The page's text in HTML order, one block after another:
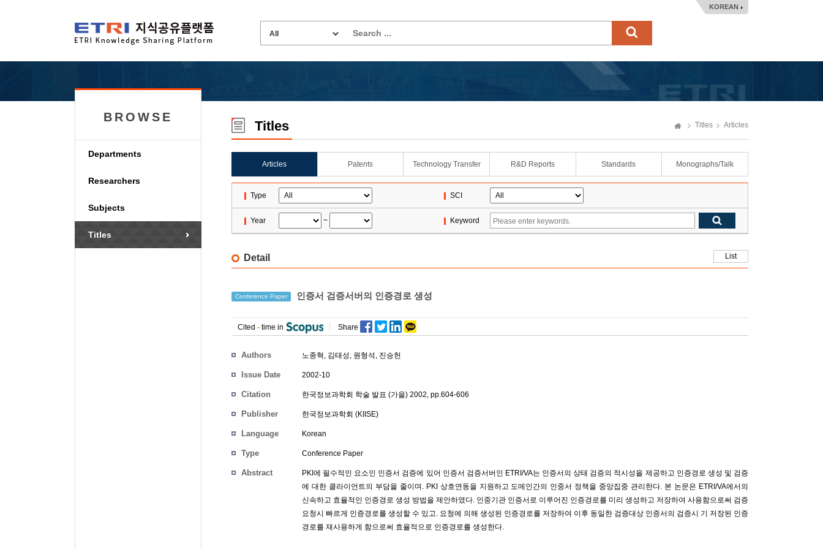
KOREAN
BROWSE
Departments
Researchers
Subjects
Titles
Titles Titles Articles
Articles Patents Technology Transfer R&D Reports Standards Monographs/Talk
Type SCI
Year ~ Keyword
Detail List
Conference Paper 인증서 검증서버의 인증경로 생성
Cited - time in Share
Authors 노종혁 , 김태성, 원형석 , 진승헌
Issue Date 2002-10
Citation 한국정보과학회 학술 발표 (가을) 2002, pp.604-606
Publisher 한국정보과학회 (KIISE)
Language Korean
Type Conference Paper
Abstract
PKI에 필수적인 요소인 인증서 검증에 있어 인증서 검증서버인 ETRI/VA는 인증서의 상태 검증의 적시성을 제공하고 인증경로 생성 및 검증
에 대한 클라이언트의 부담을 줄이며. PKI 상호연동을 지원하고 도메인간의 인중서 정책을 중앙집중 관리한다. 본 논문은 ETRI/VA에서의
신속하고 효율적인 인증경로 생성 방법을 제안하였다. 인중기관 인증서로 이루어진 인증경로를 미리 생성하고 저장하여 사용함으로써 검증
요청시 빠르게 인증경로를 생성할 수 있고. 요청에 의해 생성된 인증경로를 저장하여 이후 동일한 검증대상 인증서의 검증시 기 저장된 인증
경로를 재사용하게 함으로써 효율적으로 인증경로를 생성한다.